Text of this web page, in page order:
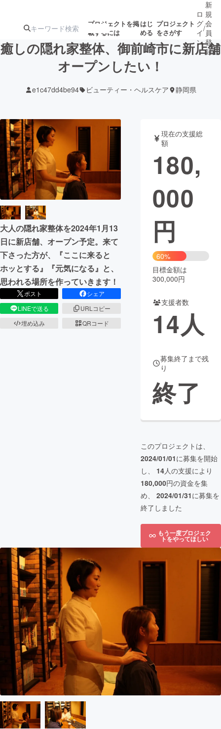
プロジェクトを掲
載するには
はじ
める
プロジェクト
をさがす
ジェクト
ターン
ジェクト
ロジェクト
されます
アート・写真 音楽
テクノロジー・ガジェット ゲーム・サ
映像・映画
まちづくり・地域活性化
CAMPFIRE for Social Good
CAMPFIRE Creation
CAMPFIREふるさと納税 machi-ya コミュニティ
ロ
グ
イ
ン
/
新
規
会
員
登
録
癒しの隠れ家整体、御前崎市に新店舗
オープンしたい！
e1c47dd4be94 ビューティー・ヘルスケア 静岡県
大人の隠れ家整体を2024年1月13
日に新店舗、オープン予定。来て
下さった方が、『ここに来ると
ホッとする』『元気になる』と、
思われる場所を作っていきます！
ポスト
シェア
LINEで送る
URLコピー
埋め込み
QRコード
現在の支援総
額
180,
000
円
60%
目標金額は
300,000円
支援者数
14人
募集終了まで残
り
終了
このプロジェクトは、
2024/01/01に募集を開始
し、 14人の支援により
180,000円の資金を集
め、 2024/01/31に募集を
終了しました
もう一度プロジェク
トをやってほしい